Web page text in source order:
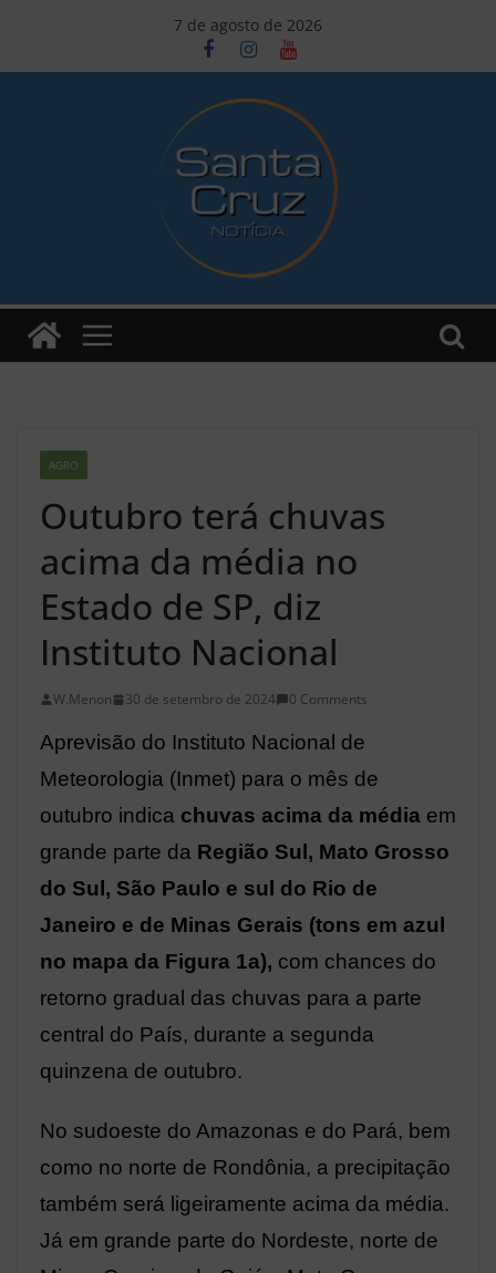
o
7 de agosto de 2026
AGRO
Outubro terá chuvas
acima da média no
Estado de SP, diz
Instituto Nacional
W.Menon 30 de setembro de 2024 0 Comments
Aprevisão do Instituto Nacional de
Meteorologia (Inmet) para o mês de
outubro indica chuvas acima da média em
grande parte da Região Sul, Mato Grosso
do Sul, São Paulo e sul do Rio de
Janeiro e de Minas Gerais (tons em azul
no mapa da Figura 1a), com chances do
retorno gradual das chuvas para a parte
central do País, durante a segunda
quinzena de outubro.
No sudoeste do Amazonas e do Pará, bem
como no norte de Rondônia, a precipitação
também será ligeiramente acima da média.
Já em grande parte do Nordeste, norte de